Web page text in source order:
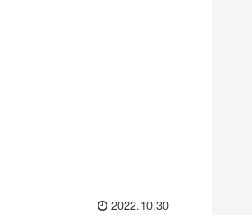
2022.10.30